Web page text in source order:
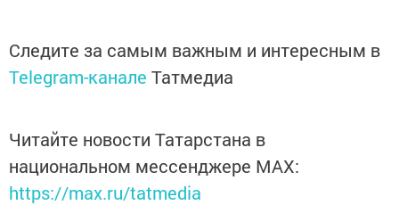
Следите за самым важным и интересным в
Telegram-канале Татмедиа
Читайте новости Татарстана в
национальном мессенджере MАХ:
https://max.ru/tatmedia